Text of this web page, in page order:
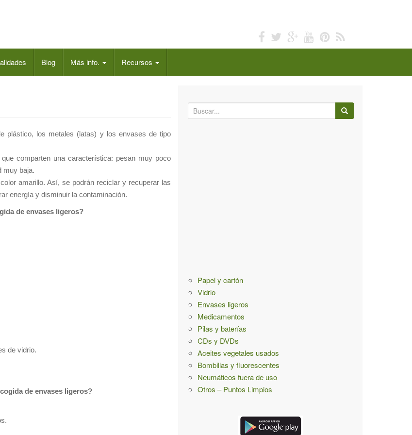
Blog Más info. Recursos
plástico, los metales (latas) y los envases de tipo
comparten una característica: pesan muy poco
muy baja.
amarillo. Así, se podrán reciclar y recuperar las
energía y disminuir la contaminación.
de envases ligeros?
de vidrio.
de envases ligeros?
B
ú
Papel y cartón
Vidrio
Envases ligeros
Medicamentos
Pilas y baterías
CDs y DVDs
Aceites vegetales usados
Bombillas y fluorescentes
Neumáticos fuera de uso
Otros – Puntos Limpios